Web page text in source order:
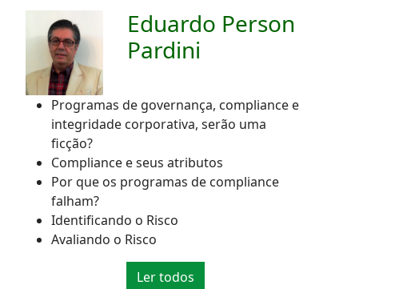
Eduardo Person
Pardini
Programas de governança, compliance e
integridade corporativa, serão uma
ficção?
Compliance e seus atributos
Por que os programas de compliance
falham?
Identificando o Risco
Avaliando o Risco
Ler todos